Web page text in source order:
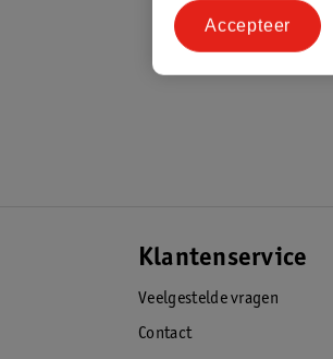
Klantenservice
Veelgestelde vragen
Contact
Accepteer